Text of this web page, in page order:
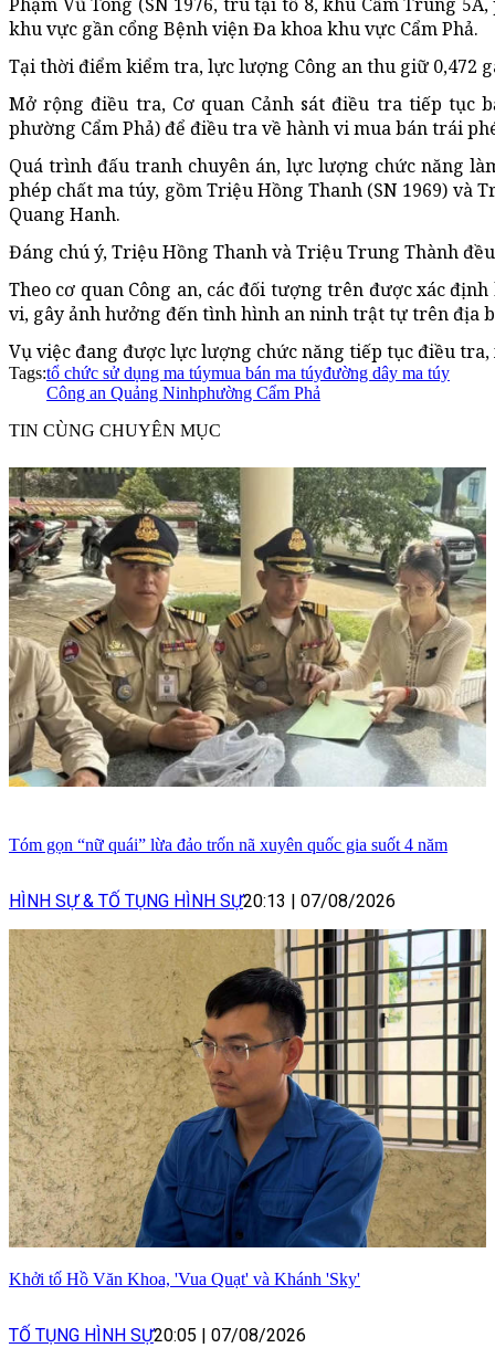
khu vực gần cổng Bệnh viện Đa khoa khu vực Cẩm Phả.
Tại thời điểm kiểm tra, lực lượng Công an thu giữ 0,472
Mở rộng điều tra, Cơ quan Cảnh sát điều tra tiếp tục
phường Cẩm Phả) để điều tra về hành vi mua bán trái
Quá trình đấu tranh chuyên án, lực lượng chức năng
phép chất ma túy, gồm Triệu Hồng Thanh (SN 1969) và
Quang Hanh.
Đáng chú ý, Triệu Hồng Thanh và Triệu Trung Thành
Theo cơ quan Công an, các đối tượng trên được xác
vi, gây ảnh hưởng đến tình hình an ninh trật tự trên địa
Vụ việc đang được lực lượng chức năng tiếp tục điều
Tags:tổ chức sử dụng ma túymua bán ma túyđường dây ma túy
Công an Quảng Ninhphường Cẩm Phả
TIN CÙNG CHUYÊN MỤC
Tóm gọn “nữ quái” lừa đảo trốn nã xuyên quốc gia suốt 4 năm
HÌNH SỰ & TỐ TỤNG HÌNH SỰ20:13 | 07/08/2026
Khởi tố Hồ Văn Khoa, 'Vua Quạt' và Khánh 'Sky'
TỐ TỤNG HÌNH SỰ20:05 | 07/08/2026